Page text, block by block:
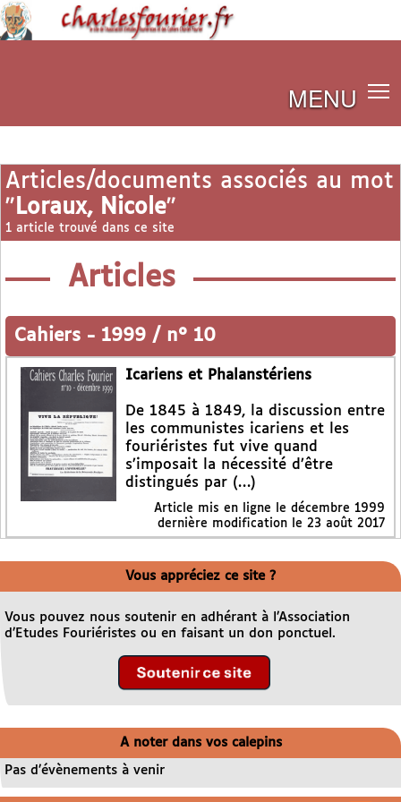
MENU
Articles/documents associés au mot
" Loraux, Nicole"
1 article trouvé dans ce site
Articles
Cahiers - 1999 / n° 10
Icariens et Phalanstériens
De 1845 à 1849, la discussion entre
les communistes icariens et les
fouriéristes fut vive quand
s’imposait la nécessité d’être
distingués par (…)
Article mis en ligne le décembre 1999
dernière modification le 23 août 2017
Vous appréciez ce site ?
Vous pouvez nous soutenir en adhérant à l’Association
d’Etudes Fouriéristes ou en faisant un don ponctuel.
A noter dans vos calepins
Pas d’évènements à venir